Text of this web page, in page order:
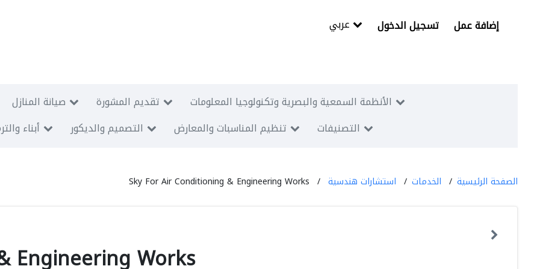
تسجيل الدخول إضافة عمل
صيانة المنازل تقديم المشورة
الأنظمة السمعية والبصرية وتكنولوجيا المعلومات
أبناء التصميم والديكور تنظيم المناسبات والمعارض التصنيفات
الصفحة الرئيسية الخدمات استشارات هندسية Sky For Air Conditioning & Engineering Works
Engineering Works